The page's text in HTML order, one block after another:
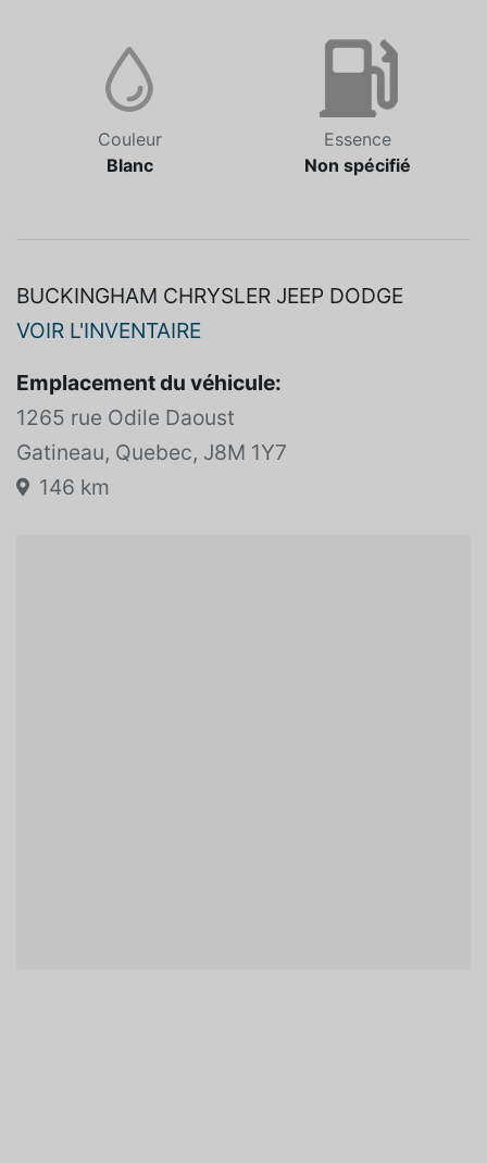
Couleur
Essence
BUCKINGHAM CHRYSLER JEEP DODGE
Emplacement du véhicule:
1265 rue Odile Daoust
Gatineau, Quebec, J8M 1Y7